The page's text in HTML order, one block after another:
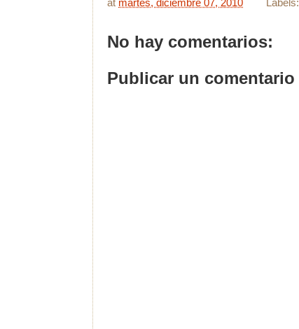
at martes, diciembre 07, 2010 Labels:
No hay comentarios:
Publicar un comentario